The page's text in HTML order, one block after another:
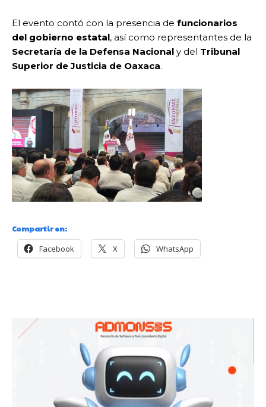
El evento contó con la presencia de funcionarios
del gobierno estatal, así como representantes de la
Secretaría de la Defensa Nacional y del Tribunal
Superior de Justicia de Oaxaca.
Compartir en:
Facebook X WhatsApp